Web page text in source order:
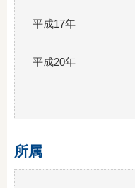
平成17年
平成20年
所属